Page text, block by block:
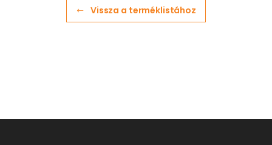
Vissza a terméklistához